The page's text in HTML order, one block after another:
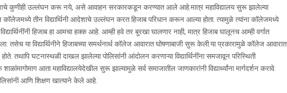
आदेशाचे कुणीही उल्लंघन करू नये, असे आवाहन सरकारकडून करण्यात आले आहे.मात्र महाविद्यालय सुरू झालेल्या
कॉलेजमध्ये तीन विद्यार्थिनी आदेशाचे उल्लंघन करत हिजाब परिधान करून आल्या होता. त्यामुळे त्यांना कॉलेजमध्ये
हिजाब हा आमचा हक्क आहे. आम्ही हवे तर बुरखा घालणार नाही, मात्र हिजाब घालूनच आम्ही वर्गात
या विद्यार्थिनीने हिजाबच्या समर्थनार्थ कॉलेज आवारात घोषणाबाजी सुरू केली.या प्रकारामुळे कॉलेज आवारात
तथापि घटनास्थळी दाखल झालेल्या पोलिसांनी आंदोलन करणाऱ्या विद्यार्थिनींना समजावून परिस्थिती
आता महाविद्यालयेदेखील सुरू झाल्यामुळे सर्व समाजातील जाणकारांनी विद्यार्थ्यांना मार्गदर्शन करावे.
आणि शिक्षण खात्याने केले आहे.